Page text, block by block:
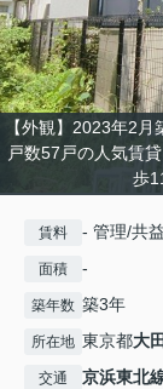
【外観】2023年2
戸数57戸の人気賃
歩
賃料 - 管理/共
面積 -
築年数 築3年
所在地 東京都大
交通 京浜東北